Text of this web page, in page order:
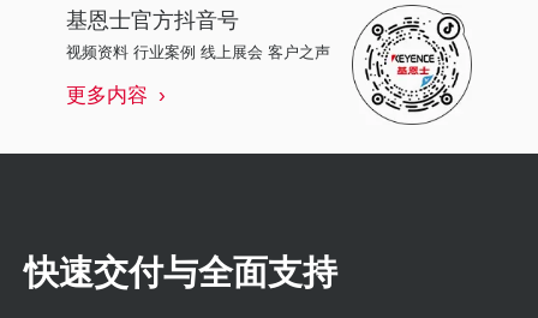
基恩士官方抖音号
视频资料 行业案例 线上展会 客户之声
更多内容
快速交付与全面支持